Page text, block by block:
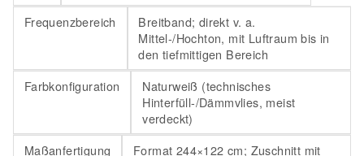
Frequenzbereich
Breitband; direkt v. a.
Mittel-/Hochton, mit Luftraum bis in
den tiefmittigen Bereich
Farbkonfiguration
Naturweiß (technisches
Hinterfüll-/Dämmvlies, meist
verdeckt)
Maßanfertigung
Format 244×122 cm; Zuschnitt mit